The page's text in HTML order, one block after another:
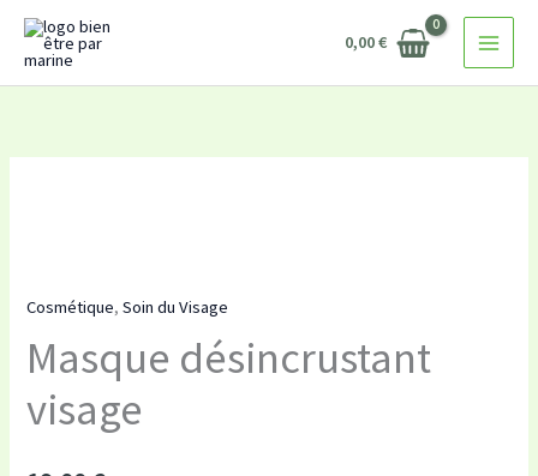
Aller
0,00€
Cosmétique,Soin du Visage
Masque désincrustant
visage
visage
désincrustant
visage